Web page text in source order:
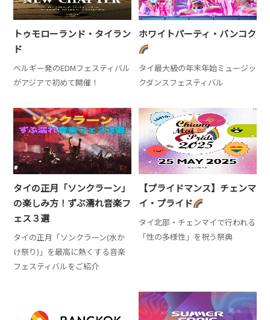
トゥモローランド・タイラン
ド
ベルギー発のEDMフェスティバル
がアジアで初めて開催！
ホワイトパーティ・バンコク
タイ最大級の年末年始ミュージッ
クダンスフェスティバル
タイの正月「ソンクラーン」
の楽しみ方！ずぶ濡れ音楽フ
ェス３選
タイの正月「ソンクラーン(水か
け祭り)」を最高に熱くする音楽
フェスティバルをご紹介
【プライドマンス】チェンマ
イ・プライド
タイ北部・チェンマイで行われる
「性の多様性」を祝う祭典